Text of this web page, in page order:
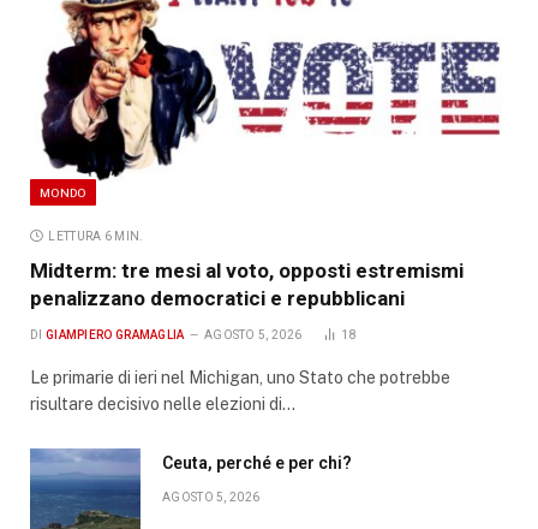
MONDO
LETTURA 6 MIN.
Midterm: tre mesi al voto, opposti estremismi
penalizzano democratici e repubblicani
DI GIAMPIERO GRAMAGLIA AGOSTO 5, 2026 18
Le primarie di ieri nel Michigan, uno Stato che potrebbe
risultare decisivo nelle elezioni di…
Ceuta, perché e per chi?
AGOSTO 5, 2026